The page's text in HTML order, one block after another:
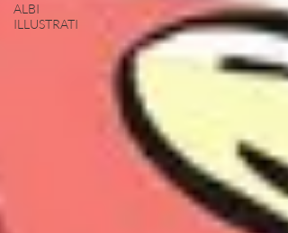
ALBI
ILLUSTRATI